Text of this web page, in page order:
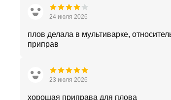
24 июля 2026
плов делала в мультиварке,
приправ
23 июля 2026
хорошая приправа для плова